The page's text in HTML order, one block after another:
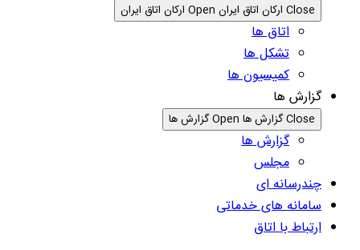
Close ارکان اتاق ایران Open ارکان اتاق ایران
اتاق ها
تشکل ها
کمیسیون ها
گزارش ها
Close گزارش ها Open گزارش ها
گزارش ها
مجلس
چندرسانه ای
سامانه های خدماتی
ارتباط با اتاق